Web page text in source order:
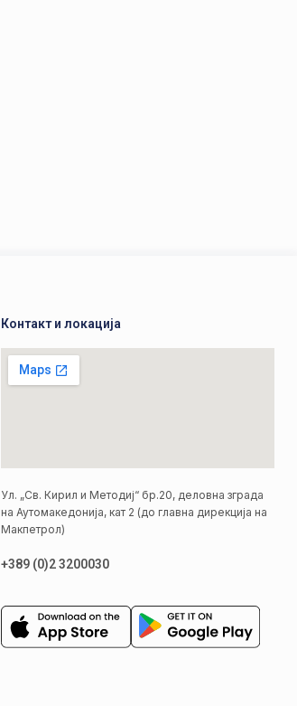
Контакт и локација
Ул. „Св. Кирил и Методиј“ бр.20, деловна зграда
на Аутомакедонија, кат 2 (до главна дирекција на
Макпетрол)
+389 (0)2 3200030